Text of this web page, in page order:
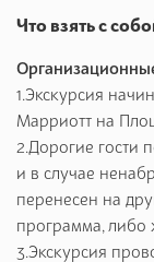
Что взять с
1.Экскурсия
Марриотт на
2.Дорогие гости
и в случае
перенесен на
программа, либо
3.Экскурсия